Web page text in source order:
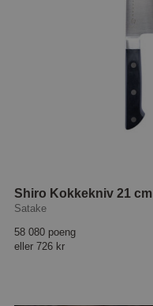
Shiro Kokkekniv 21 cm
Satake
58 080 poeng
eller 726 kr